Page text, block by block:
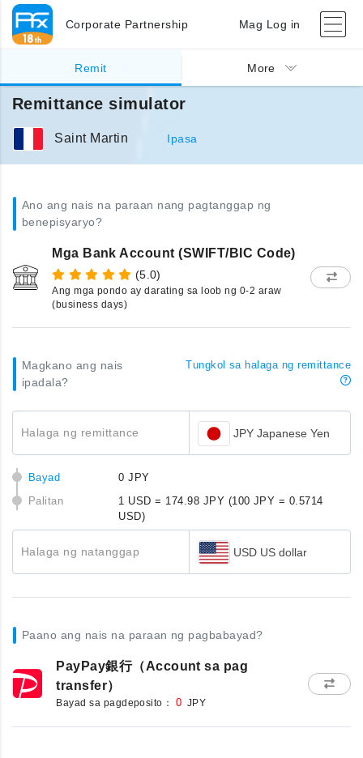
Corporate Partnership Mag Log in
Remit More
Remittance simulator
Saint Martin Ipasa
Ano ang nais na paraan nang pagtanggap ng
benepisyaryo?
Mga Bank Account (SWIFT/BIC Code)
(5.0)
Ang mga pondo ay darating sa loob ng 0-2 araw
(business days)
Magkano ang nais
ipadala?
Tungkol sa halaga ng remittance
Halaga ng remittance JPY Japanese Yen
Bayad
0 JPY
Palitan
1 USD = 174.98 JPY (100 JPY = 0.5714
USD)
Halaga ng natanggap USD US dollar
Paano ang nais na paraan ng pagbabayad?
PayPay銀行（Account sa pag
transfer）
Bayad sa pagdeposito： 0 JPY